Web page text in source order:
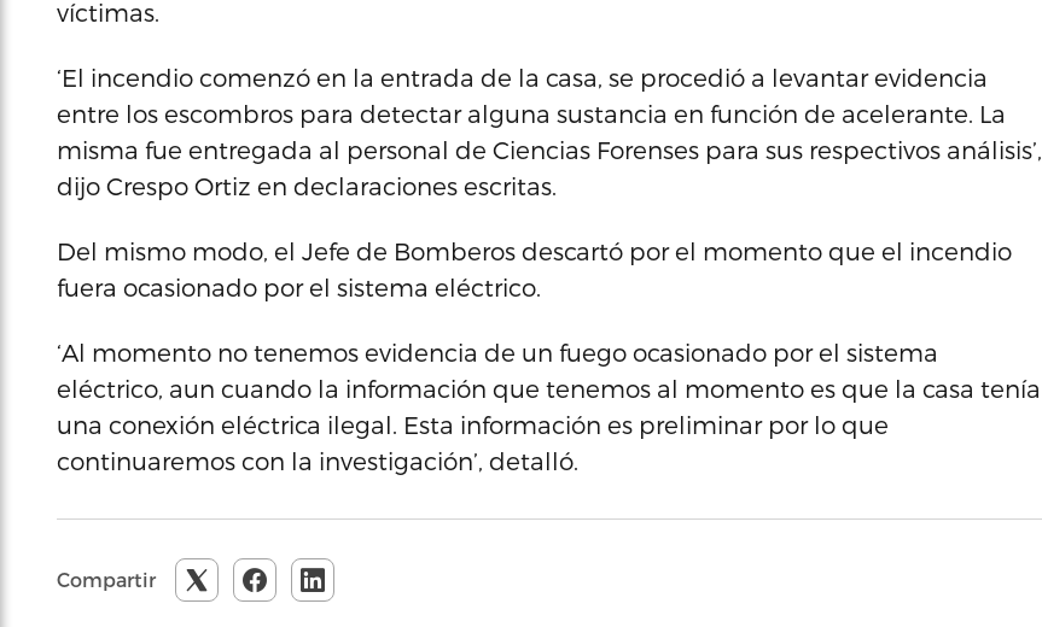
víctimas.
‘El incendio comenzó en la entrada de la casa, se procedió a levantar evidencia
entre los escombros para detectar alguna sustancia en función de acelerante. La
misma fue entregada al personal de Ciencias Forenses para sus respectivos análisis’,
dijo Crespo Ortiz en declaraciones escritas.
Del mismo modo, el Jefe de Bomberos descartó por el momento que el incendio
fuera ocasionado por el sistema eléctrico.
‘Al momento no tenemos evidencia de un fuego ocasionado por el sistema
eléctrico, aun cuando la información que tenemos al momento es que la casa tenía
una conexión eléctrica ilegal. Esta información es preliminar por lo que
continuaremos con la investigación’, detalló.
Compartir